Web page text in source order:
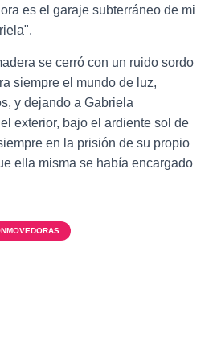
es el garaje subterráneo de mi
se cerró con un ruido sordo
siempre el mundo de luz,
y dejando a Gabriela
exterior, bajo el ardiente sol de
en la prisión de su propio
ella misma se había encargado